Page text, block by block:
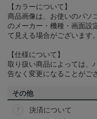
【カラーについて】
商品画像は、お使いのパソ
のメーカー・機種・画面設
て見える場合がございます
【仕様について】
取り扱い商品によっては、
告なく変更になることがご
その他
決済について